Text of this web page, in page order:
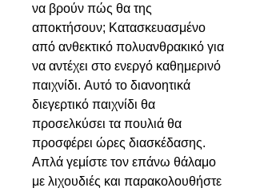
να βρούν πώς θα της
αποκτήσουν; Κατασκευασμένο
από ανθεκτικό πολυανθρακικό για
να αντέχει στο ενεργό καθημερινό
παιχνίδι. Αυτό το διανοητικά
διεγερτικό παιχνίδι θα
προσελκύσει τα πουλιά θα
προσφέρει ώρες διασκέδασης.
Απλά γεμίστε τον επάνω θάλαμο
με λιχουδιές και παρακολουθήστε